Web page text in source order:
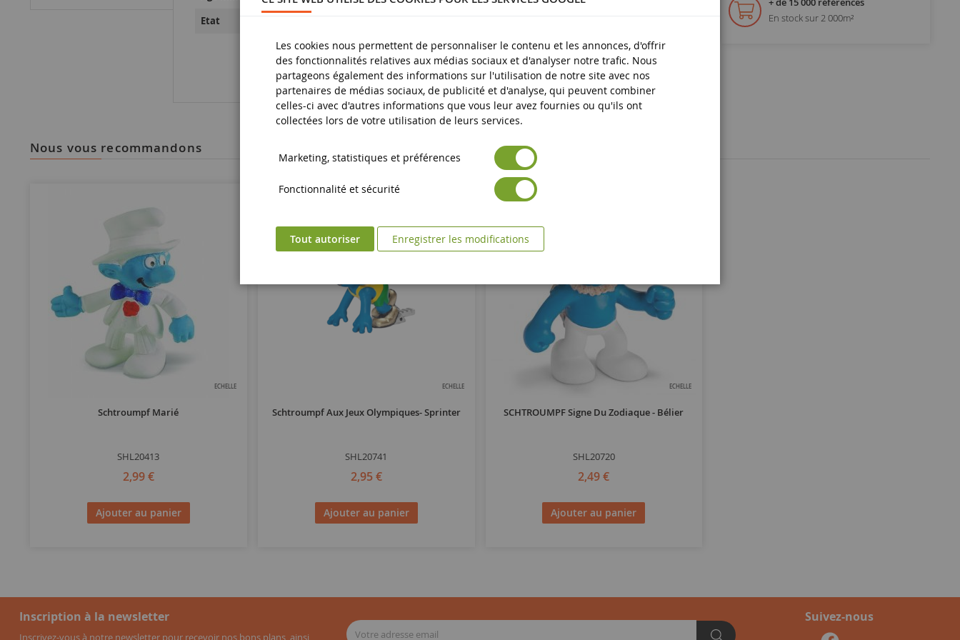
Etat
En stock sur 2 000m²
nous vous recommandons
ECHELLE
Schtroumpf Marié
SHL20413
2,99 €
Ajouter au panier
ECHELLE
Schtroumpf Aux Jeux Olympiques- Sprinter
SHL20741
2,95 €
Ajouter au panier
ECHELLE
SCHTROUMPF Signe Du Zodiaque - Bélier
SHL20720
2,49 €
Ajouter au panier
Inscription à la newsletter
Inscrivez-vous à notre newsletter pour recevoir nos bons plans, ainsi
Suivez-nous
Les cookies nous permettent de personnaliser le contenu et les annonces, d'offrir
des fonctionnalités relatives aux médias sociaux et d'analyser notre trafic. Nous
partageons également des informations sur l'utilisation de notre site avec nos
partenaires de médias sociaux, de publicité et d'analyse, qui peuvent combiner
celles-ci avec d'autres informations que vous leur avez fournies ou qu'ils ont
collectées lors de votre utilisation de leurs services.
Marketing, statistiques et préférences
Fonctionnalité et sécurité
Tout autoriser Enregistrer les modifications